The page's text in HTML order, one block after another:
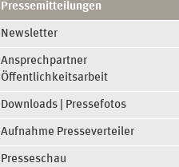
Pressemitteilungen
Newsletter
Ansprechpartner
Öffentlichkeitsarbeit
Downloads | Pressefotos
Aufnahme Presseverteiler
Presseschau